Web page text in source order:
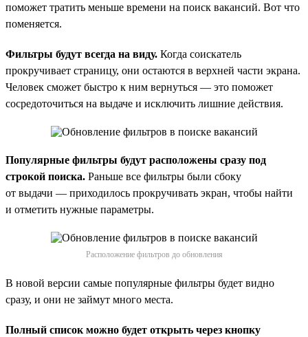
поможет тратить меньше времени на поиск вакансий. Вот что
поменяется.
Фильтры будут всегда на виду. Когда соискатель
прокручивает страницу, они остаются в верхней части экрана.
Человек сможет быстро к ним вернуться — это поможет
сосредоточиться на выдаче и исключить лишние действия.
Популярные фильтры будут расположены сразу под
строкой поиска. Раньше все фильтры были сбоку
от выдачи — приходилось прокручивать экран, чтобы найти
и отметить нужные параметры.
Расположение фильтров до обновления
В новой версии самые популярные фильтры будет видно
сразу, и они не займут много места.
Полный список можно будет открыть через кнопку